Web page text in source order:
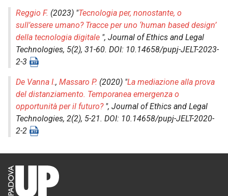
Reggio F. (2023) "Tecnologia per, nonostante, o
sull’essere umano? Tracce per uno ‘human based design’
della tecnologia digitale ", Journal of Ethics and Legal
Technologies, 5(2), 31-60. DOI: 10.14658/pupj-JELT-2023-
2-3
De Vanna I., Massaro P. (2020) "La mediazione alla prova
del distanziamento. Temporanea emergenza o
opportunità per il futuro?", Journal of Ethics and Legal
Technologies, 2(2), 5-21. DOI: 10.14658/pupj-JELT-2020-
2-2